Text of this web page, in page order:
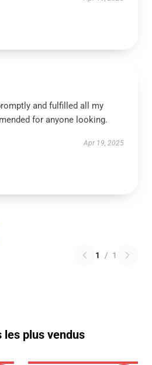
and fulfilled all my
for anyone looking.
Apr 19, 2025
1 / 1
les plus vendus